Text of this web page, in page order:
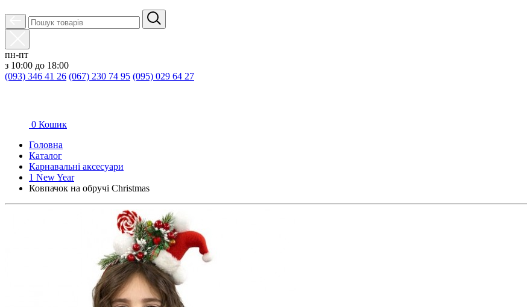
пн-пт
з 10:00 до 18:00
(093) 346 41 26 (067) 230 74 95 (095) 029 64 27
0 Кошик
Головна
Каталог
Карнавальні аксесуари
1 New Year
Ковпачок на обручі Christmas